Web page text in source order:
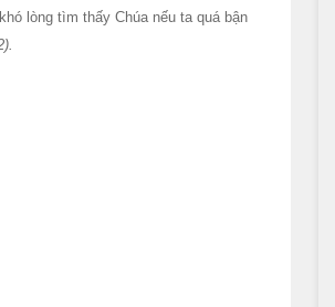
lòng tìm thấy Chúa nếu ta quá bận